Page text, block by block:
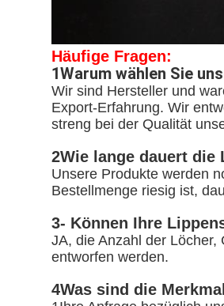
Häufige Fragen:
1Warum wählen Sie
Wir sind Hersteller und
Export-Erfahrung. Wir
streng bei der Qualität
2Wie lange dauert die
Unsere Produkte werden
Bestellmenge riesig ist,
3- Können Ihre
JA, die Anzahl der
entworfen werden.
4Was sind die